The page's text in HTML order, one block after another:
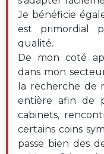
Je bénéficie
est primordial
qualité.
De mon coté
dans mon
la recherche de
entière afin de
cabinets,
certains coins
passe bien des